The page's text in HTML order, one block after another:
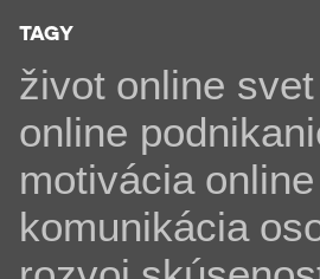
TAGY
život online svet
online
motivácia online
komunikácia